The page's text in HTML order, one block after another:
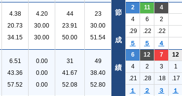
4.38
20.73
34.15
4.20
30.00
30.00
44
23.91
50.00
23
30.00
51.54
2 11 4
4 6 2
.29
.22 .22
５
５ ４
6.51
43.36
57.52
0.00
0.00
0.00
31
41.67
52.08
49
38.40
52.80
6 12 7 12
4 2 3 1
.21
.28 .18 .17
１
２ ３ １
節
成
績